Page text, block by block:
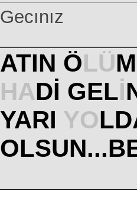
Gecınız
ATIN ÖLÜ
HADİ GELİ
YARI YO